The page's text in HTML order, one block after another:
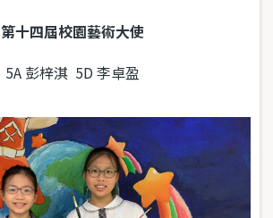
第十四屆校園藝術大使
5A 彭梓淇 5D 李卓盈